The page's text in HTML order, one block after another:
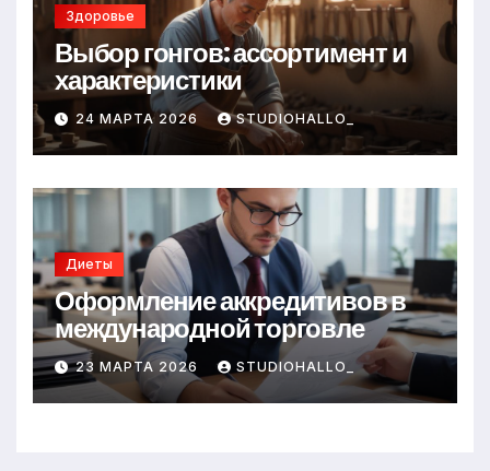
Здоровье
Выбор гонгов: ассортимент и
характеристики
24 МАРТА 2026 STUDIOHALLO_
Диеты
Оформление аккредитивов в
международной торговле
23 МАРТА 2026 STUDIOHALLO_